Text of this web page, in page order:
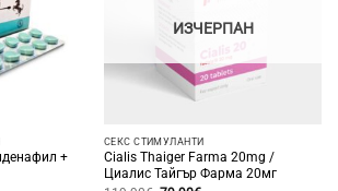
+
ИЗЧЕРПАН
СЕКС СТИМУЛАНТИ
Cialis Thaiger Farma 20mg /
Циалис Тайгър Фарма 20мг